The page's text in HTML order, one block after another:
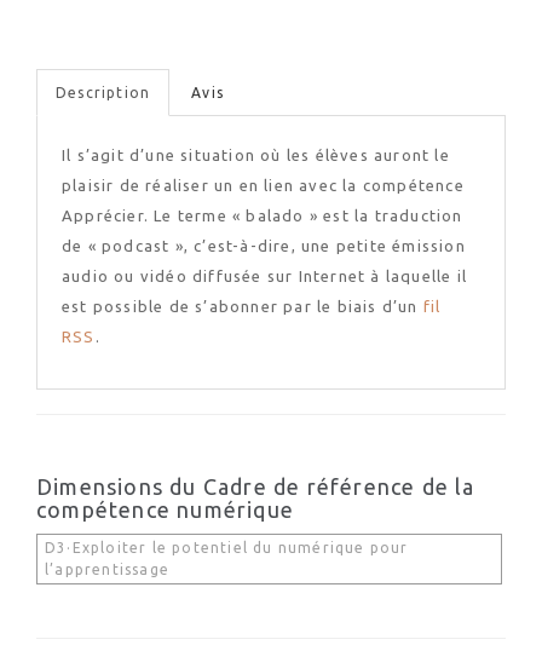
Description Avis
Il s’agit d’une situation où les élèves auront le
plaisir de réaliser un en lien avec la compétence
Apprécier. Le terme « balado » est la traduction
de « podcast », c’est-à-dire, une petite émission
audio ou vidéo diffusée sur Internet à laquelle il
est possible de s’abonner par le biais d’un fil
RSS .
Dimensions du Cadre de référence de la
compétence numérique
D3·Exploiter le potentiel du numérique pour
l’apprentissage